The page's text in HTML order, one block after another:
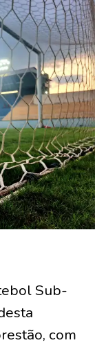
Sub-
com